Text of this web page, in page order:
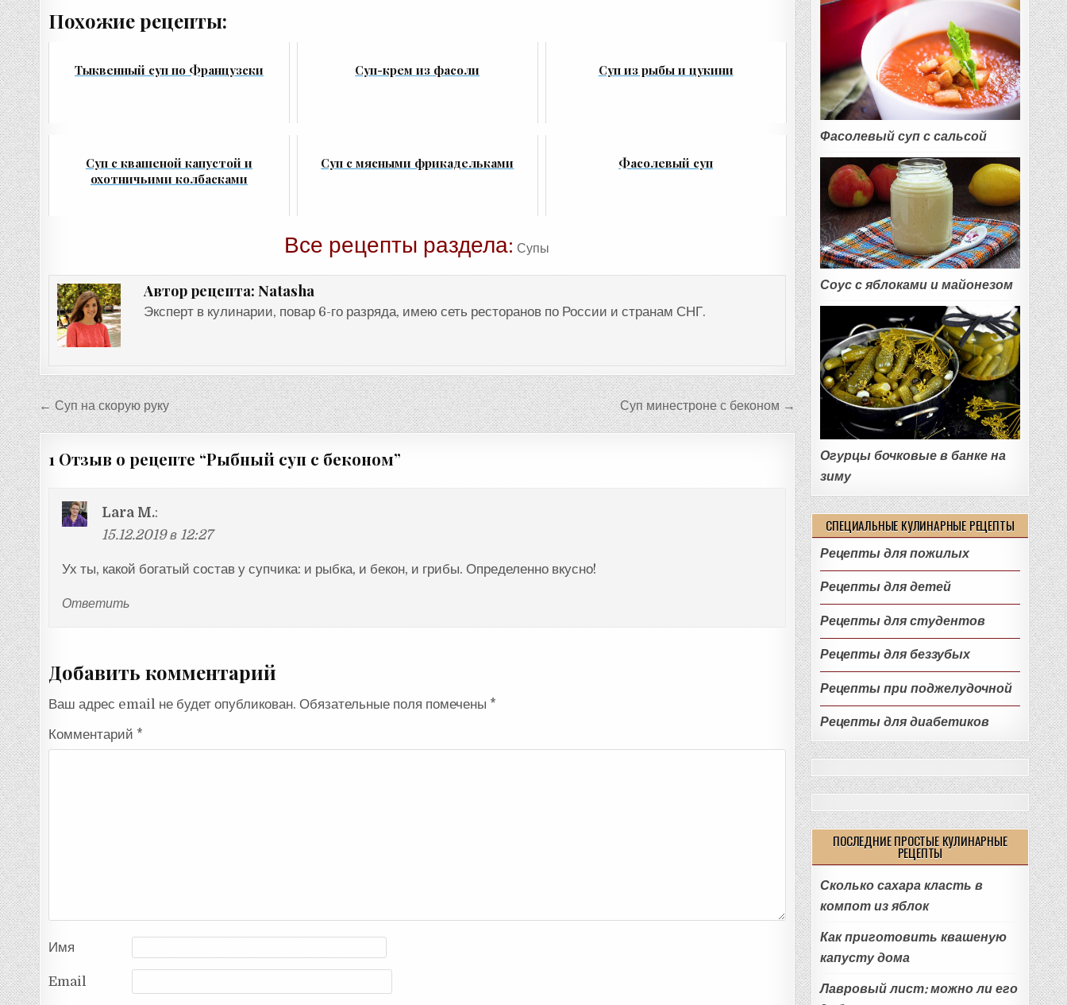
Похожие рецепты:
Тыквенный суп по Французски Суп-крем из фасоли Суп из рыбы и цукини
Суп с квашеной капустой и
охотничьими колбасками
Суп с мясными фрикадельками Фасолевый суп
Все рецепты раздела: Супы
Автор рецепта: Natasha
Эксперт в кулинарии, повар 6-го разряда, имею сеть ресторанов по России и странам СНГ.
Навигация
по
записям
← Суп на скорую руку Суп минестроне с беконом →
1 Отзыв о рецепте “Рыбный суп с беконом”
Lara M.:
15.12.2019 в 12:27
Ух ты, какой богатый состав у супчика: и рыбка, и бекон, и грибы. Определенно вкусно!
Ответить
Добавить комментарий
Ваш адрес email не будет опубликован. Обязательные поля помечены *
Комментарий *
Имя
Email
Фасолевый суп с сальсой
Соус с яблоками и майонезом
Огурцы бочковые в банке на
зиму
СПЕЦИАЛЬНЫЕ КУЛИНАРНЫЕ РЕЦЕПТЫ
Рецепты для пожилых
Рецепты для детей
Рецепты для студентов
Рецепты для беззубых
Рецепты при поджелудочной
Рецепты для диабетиков
ПОСЛЕДНИЕ ПРОСТЫЕ КУЛИНАРНЫЕ
РЕЦЕПТЫ
Сколько сахара класть в
компот из яблок
Как приготовить квашеную
капусту дома
Лавровый лист: можно ли его